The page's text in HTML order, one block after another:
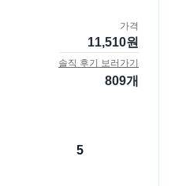
가격
11,510원
솔직 후기 보러가기
809개
5